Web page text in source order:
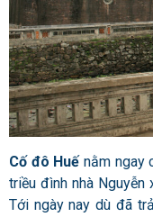
Cố đô Huế nằm ngay
triều đình nhà
Tới ngày nay dù đã